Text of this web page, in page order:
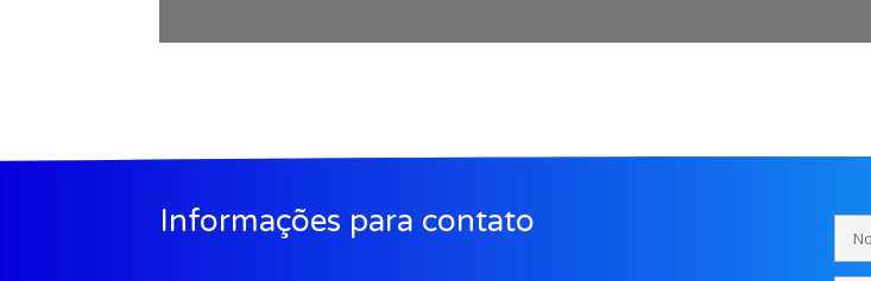
Informações para contato